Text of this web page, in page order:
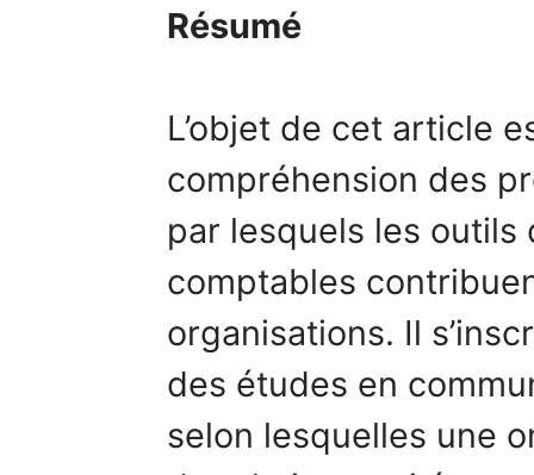
Résumé
L’objet de cet article
compréhension des
par lesquels les
comptables
organisations. Il
des études en
selon lesquelles une